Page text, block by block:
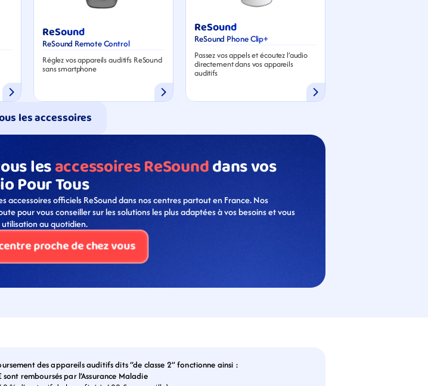
ReSound
ReSound Remote Control
Réglez vos appareils auditifs ReSound
sans smartphone
ReSound
ReSound Phone Clip+
Passez vos appels et écoutez l’audio
directement dans vos appareils
auditifs
les accessoires
les accessoires ReSound dans vos
Pour Tous
accessoires officiels ReSound dans nos centres partout en France. Nos
pour vous conseiller sur les solutions les plus adaptées à vos besoins et vous
au quotidien.
proche de chez vous
des appareils auditifs dits “de classe 2” fonctionne ainsi :
sont remboursés par l’Assurance Maladie